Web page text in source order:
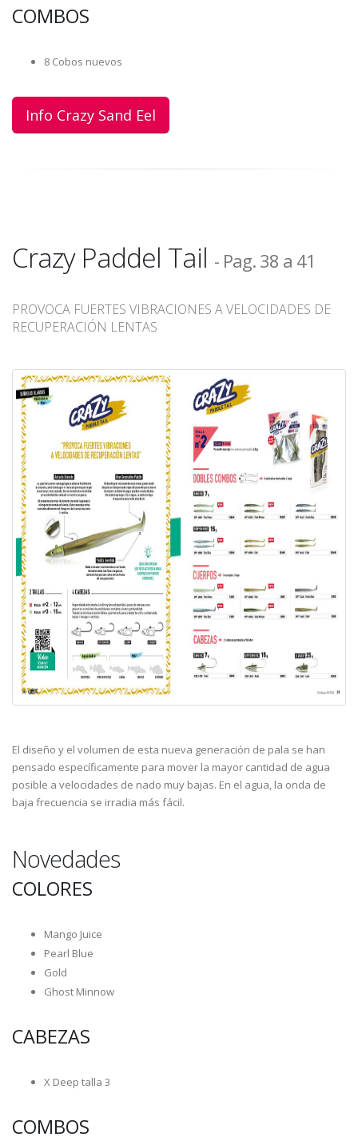
COMBOS
8 Cobos nuevos
Info Crazy Sand Eel
Crazy Paddel Tail - Pag. 38 a 41
PROVOCA FUERTES VIBRACIONES A VELOCIDADES DE
RECUPERACIÓN LENTAS
El diseño y el volumen de esta nueva generación de pala se han
pensado específicamente para mover la mayor cantidad de agua
posible a velocidades de nado muy bajas. En el agua, la onda de
baja frecuencia se irradia más fácil.
Novedades
COLORES
Mango Juice
Pearl Blue
Gold
Ghost Minnow
CABEZAS
X Deep talla 3
COMBOS